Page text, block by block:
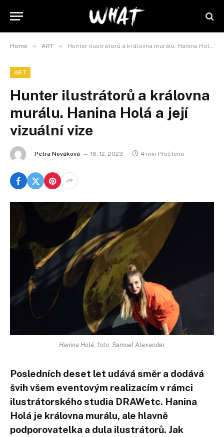
Home » ART » Hunter ilustrátorů a královna murálu. Hanina Holá a její vizuální vize
ART
Hunter ilustrátorů a královna
murálu. Hanina Holá a její
vizuální vize
Petra Nováková 18. 12. 2023 4 min Přečteno
Hanina Holá, foto: Samuel Alexander
Posledních deset let udává směr a dodává
švih všem eventovým realizacím v rámci
ilustrátorského studia DRAWetc. Hanina
Holá je královna murálu, ale hlavně
podporovatelka a dula ilustrátorů. Jak